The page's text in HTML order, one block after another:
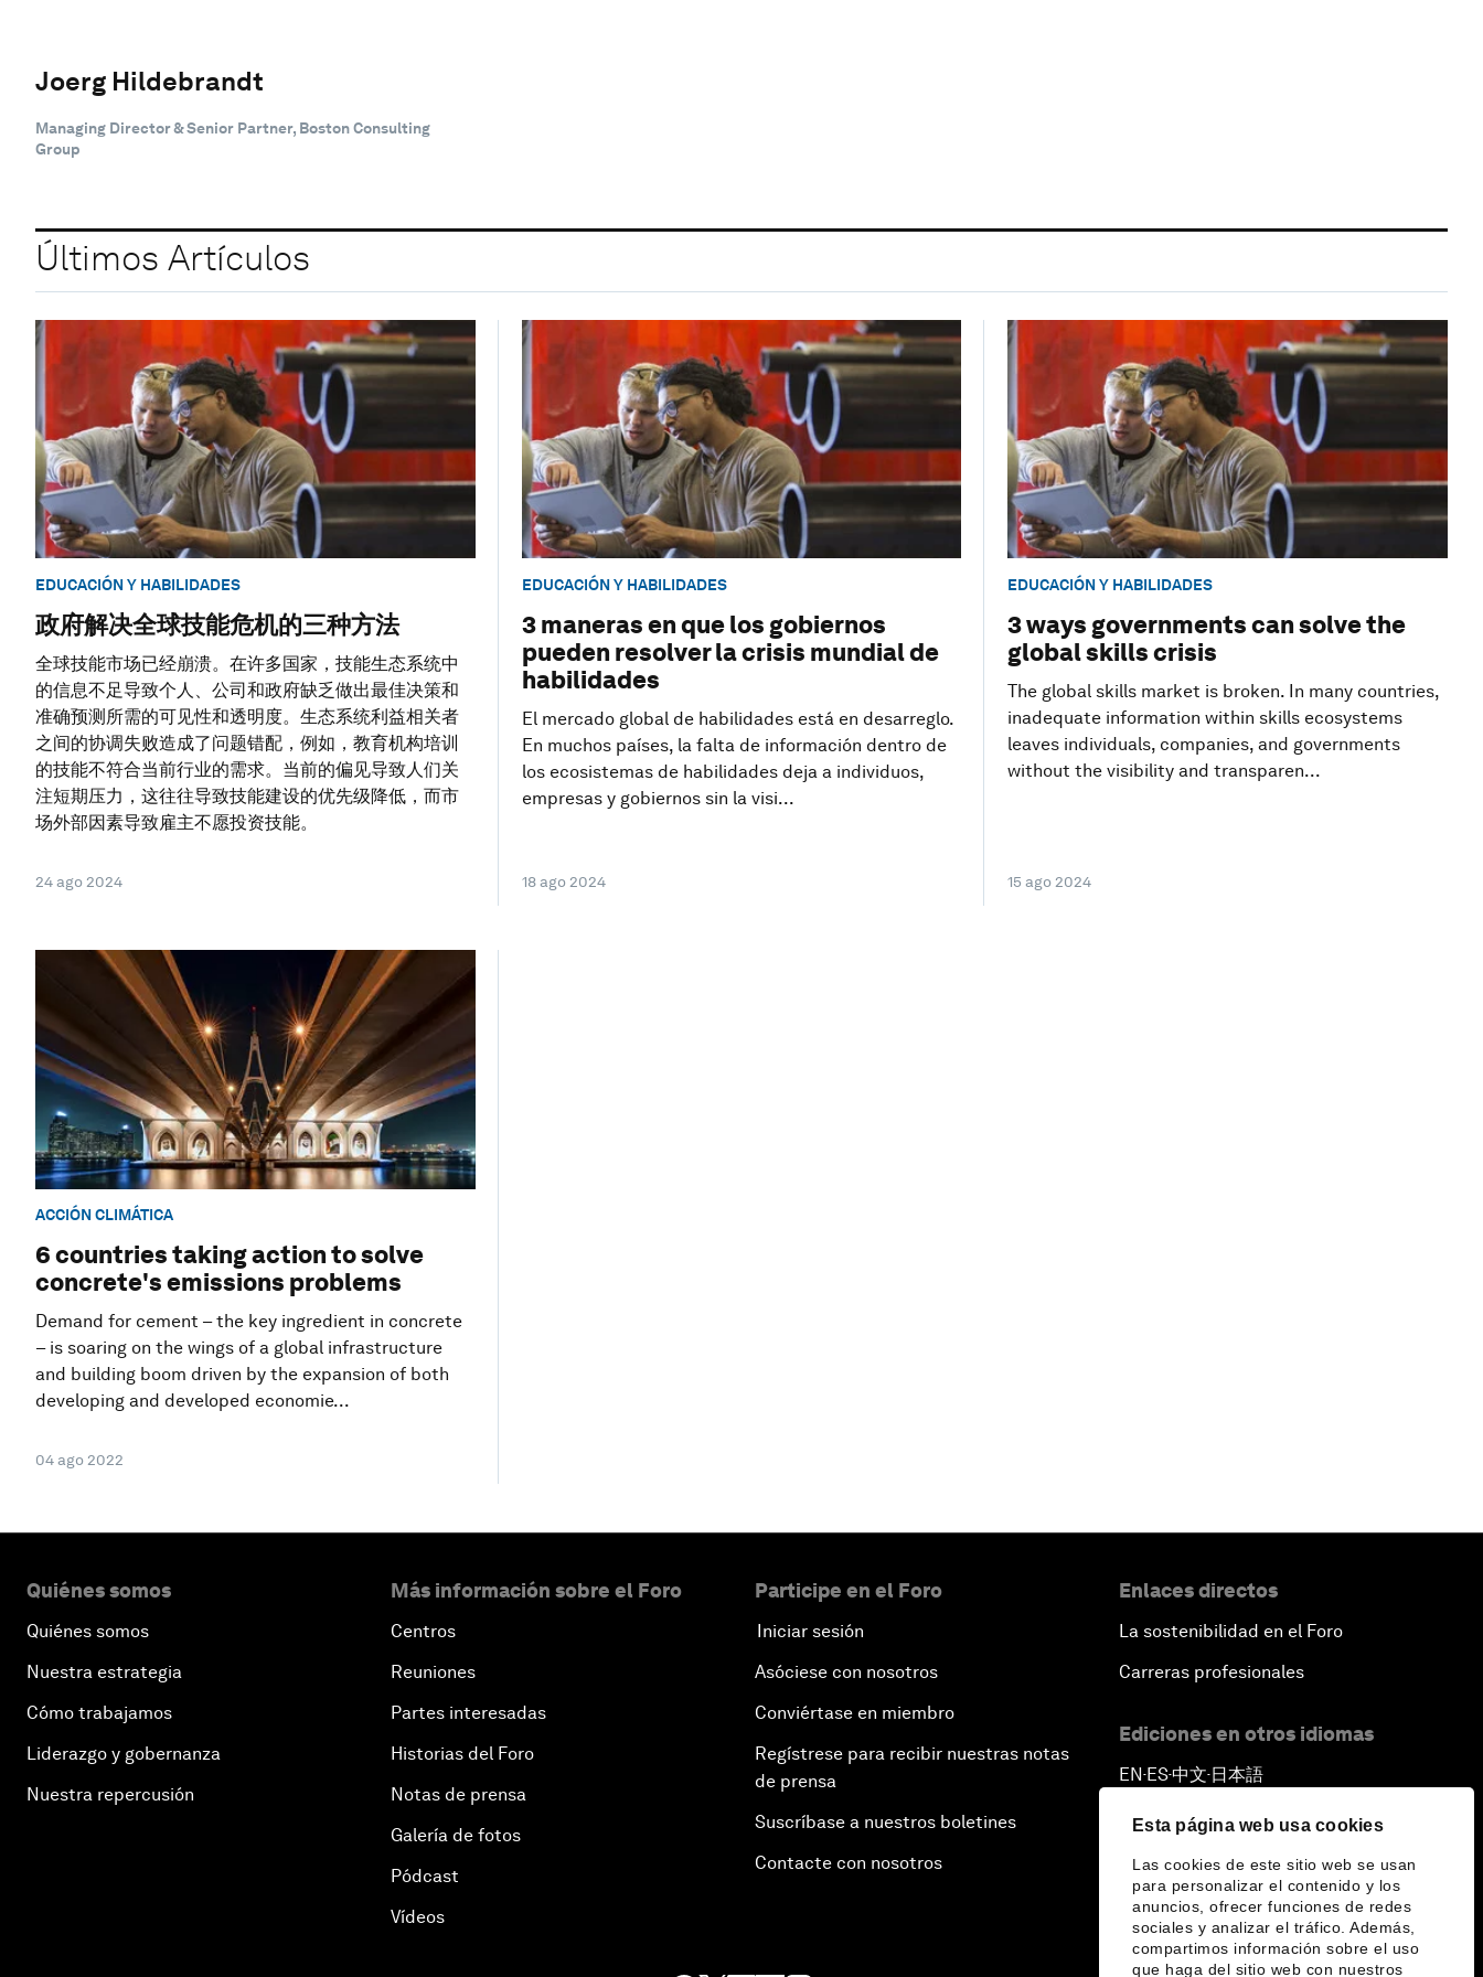
Esta página web usa cookies
Las cookies de este sitio web se usan
para personalizar el contenido y los
anuncios, ofrecer funciones de redes
sociales y analizar el tráfico. Además,
compartimos información sobre el uso
que haga del sitio web con nuestros
Joerg Hildebrandt
Managing Director & Senior Partner, Boston Consulting
Group
Últimos Artículos
EDUCACIÓN Y HABILIDADES
政府解决全球技能危机的三种方法
全球技能市场已经崩溃。在许多国家，技能生态系统中
的信息不足导致个人、公司和政府缺乏做出最佳决策和
准确预测所需的可见性和透明度。生态系统利益相关者
之间的协调失败造成了问题错配，例如，教育机构培训
的技能不符合当前行业的需求。当前的偏见导致人们关
注短期压力，这往往导致技能建设的优先级降低，而市
场外部因素导致雇主不愿投资技能。
24 ago 2024
EDUCACIÓN Y HABILIDADES
3 maneras en que los gobiernos
pueden resolver la crisis mundial de
habilidades
El mercado global de habilidades está en desarreglo.
En muchos países, la falta de información dentro de
los ecosistemas de habilidades deja a individuos,
empresas y gobiernos sin la visi...
18 ago 2024
EDUCACIÓN Y HABILIDADES
3 ways governments can solve the
global skills crisis
The global skills market is broken. In many countries,
inadequate information within skills ecosystems
leaves individuals, companies, and governments
without the visibility and transparen...
15 ago 2024
ACCIÓN CLIMÁTICA
6 countries taking action to solve
concrete's emissions problems
Demand for cement – the key ingredient in concrete
– is soaring on the wings of a global infrastructure
and building boom driven by the expansion of both
developing and developed economie...
04 ago 2022
Quiénes somos
Quiénes somos
Nuestra estrategia
Cómo trabajamos
Liderazgo y gobernanza
Nuestra repercusión
Más información sobre el Foro
Centros
Reuniones
Partes interesadas
Historias del Foro
Notas de prensa
Galería de fotos
Pódcast
Vídeos
Participe en el Foro
Iniciar sesión
Asóciese con nosotros
Conviértase en miembro
Regístrese para recibir nuestras notas
de prensa
Suscríbase a nuestros boletines
Contacte con nosotros
Enlaces directos
La sostenibilidad en el Foro
Carreras profesionales
Ediciones en otros idiomas
EN ▪ ES▪中文▪ 日本語